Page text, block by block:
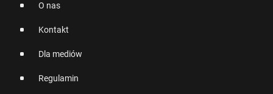
O nas
Kontakt
Dla mediów
Regulamin